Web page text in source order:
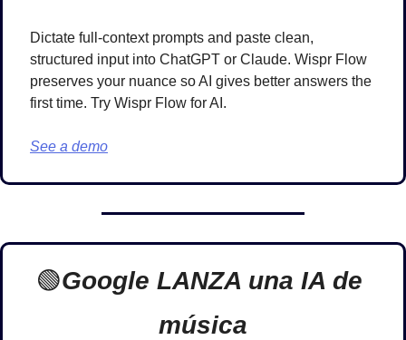
Dictate full-context prompts and paste clean,
structured input into ChatGPT or Claude. Wispr Flow
preserves your nuance so AI gives better answers the
first time. Try Wispr Flow for AI.
See a demo
🟢Google LANZA una IA de
música